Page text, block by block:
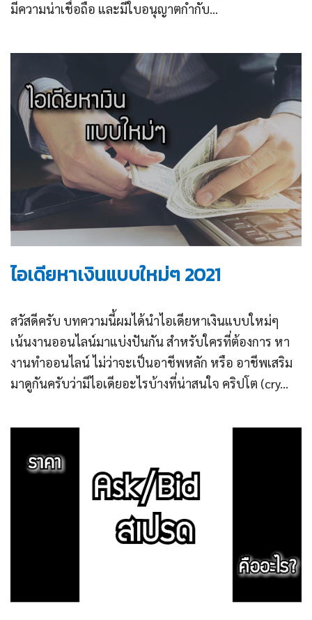
มีความน่าเชื่อถือ และมีใบอนุญาตกำกับ...
ไอเดียหาเงินแบบใหม่ๆ 2021
สวัสดีครับ บทความนี้ผมได้นำไอเดียหาเงินแบบใหม่ๆ
เน้นงานออนไลน์มาแบ่งปันกัน สำหรับใครที่ต้องการ หา
งานทำออนไลน์ ไม่ว่าจะเป็นอาชีพหลัก หรือ อาชีพเสริม
มาดูกันครับว่ามีไอเดียอะไรบ้างที่น่าสนใจ คริปโต (cry...